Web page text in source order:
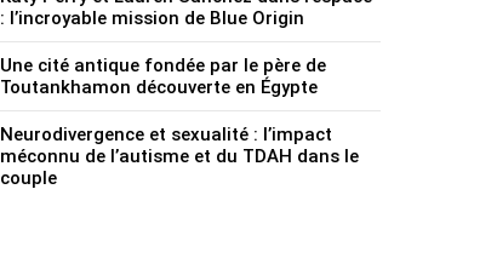
: l’incroyable mission de Blue Origin
Une cité antique fondée par le père de
Toutankhamon découverte en Égypte
Neurodivergence et sexualité : l’impact
méconnu de l’autisme et du TDAH dans le
couple